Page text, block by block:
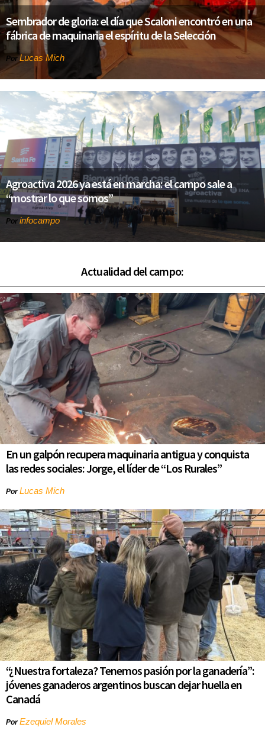
Sembrador de gloria: el día que Scaloni encontró en una
fábrica de maquinaria el espíritu de la Selección
PorLucas Mich
Agroactiva 2026 ya está en marcha: el campo sale a
“mostrar lo que somos”
Por infocampo
Actualidad del campo:
En un galpón recupera maquinaria antigua y conquista
las redes sociales: Jorge, el líder de “Los Rurales”
PorLucas Mich
“¿Nuestra fortaleza? Tenemos pasión por la ganadería”:
jóvenes ganaderos argentinos buscan dejar huella en
Canadá
PorEzequiel Morales